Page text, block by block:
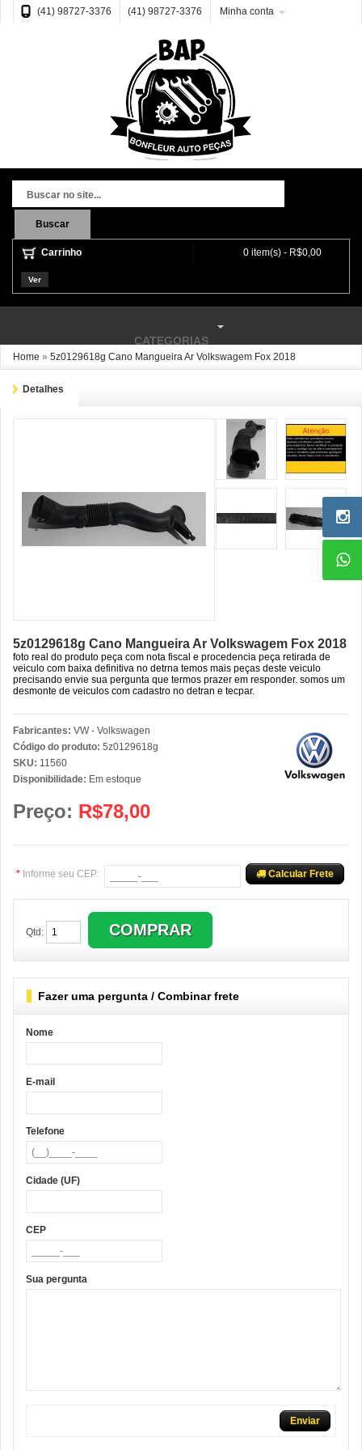
(41) 98727-3376 (41) 98727-3376 Minha conta
Buscar
Carrinho 0 item(s) - R$0,00
Ver
CATEGORIAS
Home » 5z0129618g Cano Mangueira Ar Volkswagem Fox 2018
Detalhes
5z0129618g Cano Mangueira Ar Volkswagem Fox 2018
foto real do produto peça com nota fiscal e procedencia peça retirada de
veiculo com baixa definitiva no detrna temos mais peças deste veiculo
precisando envie sua pergunta que termos prazer em responder. somos um
desmonte de veiculos com cadastro no detran e tecpar.
Fabricantes: VW - Volkswagen
Código do produto: 5z0129618g
SKU: 11560
Disponibilidade: Em estoque
Preço: R$78,00
* Informe seu CEP: Calcular Frete
Qtd:
Fazer uma pergunta / Combinar frete
Nome
E-mail
Telefone
Cidade (UF)
CEP
Sua pergunta
Enviar